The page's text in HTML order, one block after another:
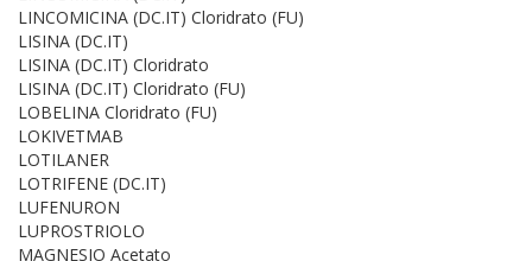
LINCOMICINA (DC.IT) Cloridrato (FU)
LISINA (DC.IT)
LISINA (DC.IT) Cloridrato
LISINA (DC.IT) Cloridrato (FU)
LOBELINA Cloridrato (FU)
LOKIVETMAB
LOTILANER
LOTRIFENE (DC.IT)
LUFENURON
LUPROSTRIOLO
MAGNESIO Acetato